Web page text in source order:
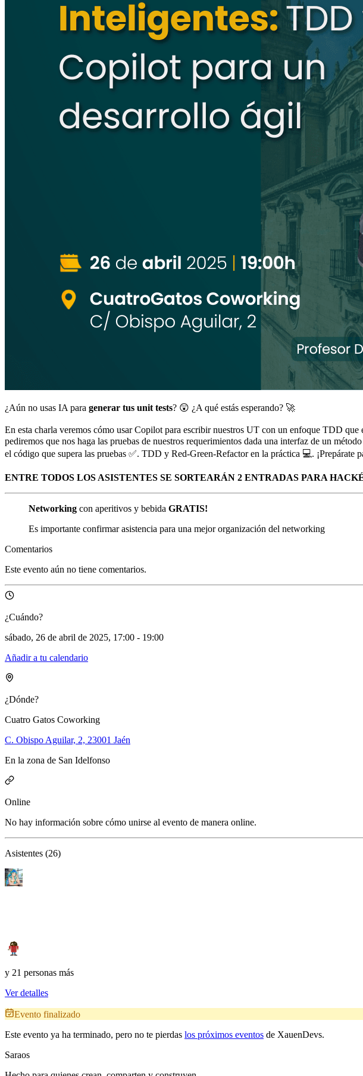
¿Aún no usas IA para generar tus unit tests? 😲 ¿A qué estás esperando? 🚀
En esta charla veremos cómo usar Copilot para escribir nuestros UT con un enfoque TDD que
pediremos que nos haga las pruebas de nuestros requerimientos dada una interfaz de un
el código que supera las pruebas ✅. TDD y Red-Green-Refactor en la práctica 💻. ¡Prepárate
ENTRE TODOS LOS ASISTENTES SE SORTEARÁN 2 ENTRADAS PARA
Networking con aperitivos y bebida GRATIS!
Es importante confirmar asistencia para una mejor organización del networking
Comentarios
Este evento aún no tiene comentarios.
¿Cuándo?
sábado, 26 de abril de 2025, 17:00 - 19:00
Añadir a tu calendario
¿Dónde?
Cuatro Gatos Coworking
C. Obispo Aguilar, 2, 23001 Jaén
En la zona de San Idelfonso
Online
No hay información sobre cómo unirse al evento de manera online.
Asistentes (26)
y 21 personas más
Ver detalles
Evento finalizado
Este evento ya ha terminado, pero no te pierdas los próximos eventos de XauenDevs.
Saraos